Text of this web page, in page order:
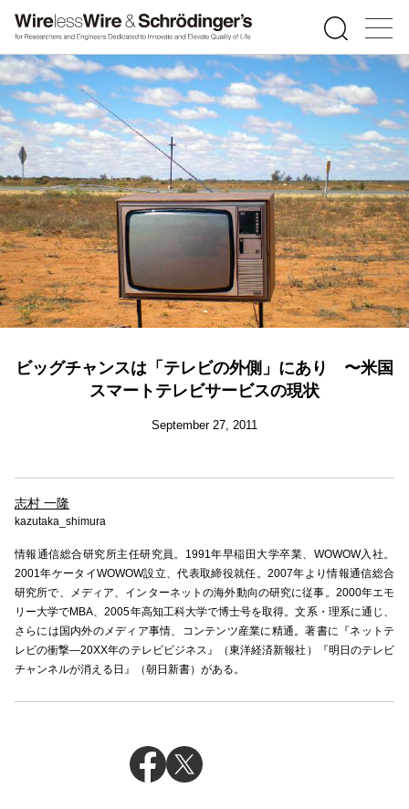
ビッグチャンスは「テレビの外側」にあり 〜米国
スマートテレビサービスの現状
September 27, 2011
志村 一隆
kazutaka_shimura
情報通信総合研究所主任研究員。1991年早稲田大学卒業、WOWOW入社。
2001年ケータイWOWOW設立、代表取締役就任。2007年より情報通信総合
研究所で、メディア、インターネットの海外動向の研究に従事。2000年エモ
リー大学でMBA、2005年高知工科大学で博士号を取得。文系・理系に通じ、
さらには国内外のメディア事情、コンテンツ産業に精通。著書に『ネットテ
レビの衝撃―20XX年のテレビビジネス』（東洋経済新報社）『明日のテレビ
チャンネルが消える日』（朝日新書）がある。